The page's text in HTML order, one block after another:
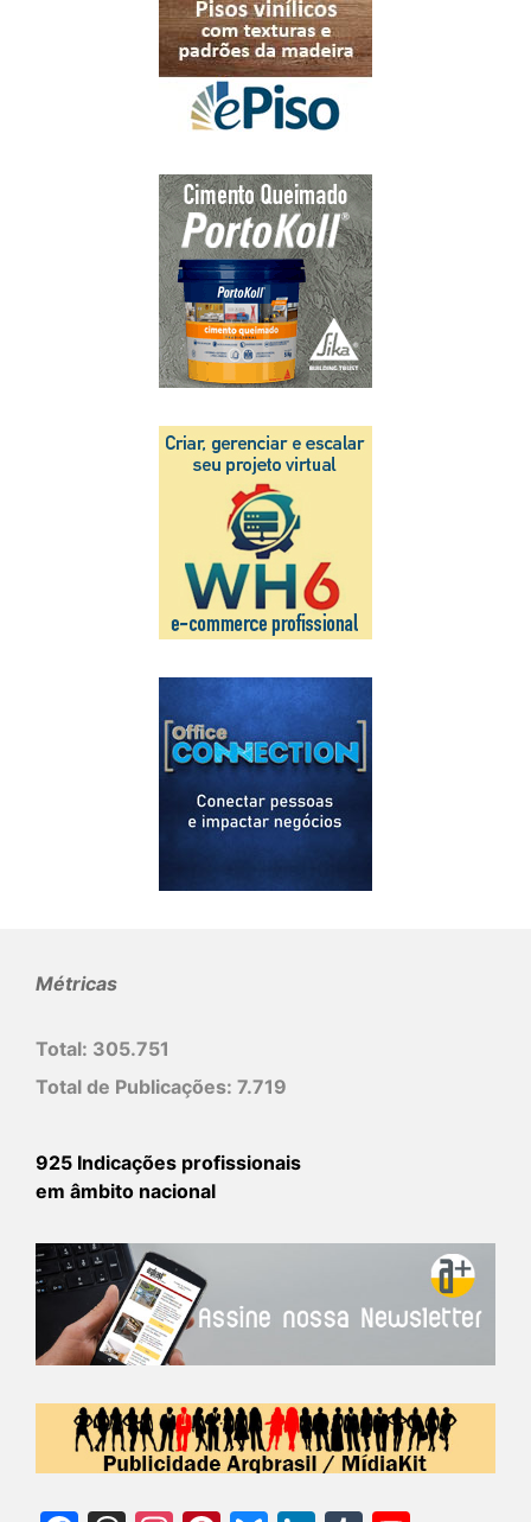
Métricas
Total: 305.751
Total de Publicações: 7.719
925 Indicações profissionais
em âmbito nacional